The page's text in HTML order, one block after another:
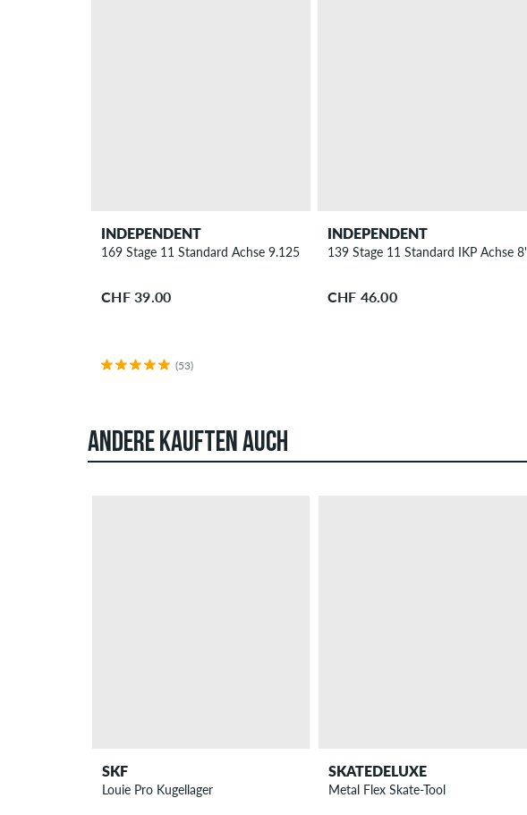
INDEPENDENT
169 Stage 11 Standard Achse 9.125"
CHF 39.00
(53)
INDEPENDENT
139 Stage 11 Standard IKP Achse 8"
CHF 46.00
ANDERE KAUFTEN AUCH
SKF
Louie Pro Kugellager
SKATEDELUXE
Metal Flex Skate-Tool